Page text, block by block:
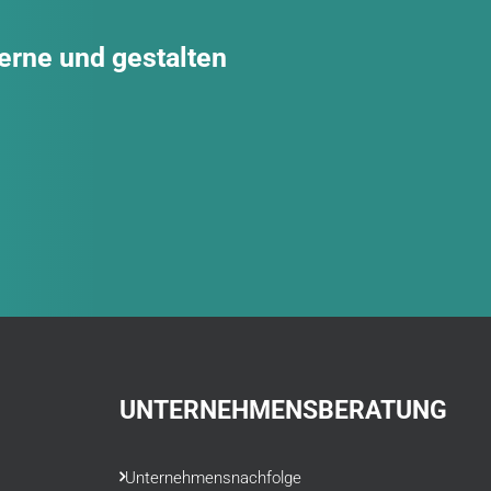
und gestalten
UNTERNEHMENSBERATUNG
Unternehmensnachfolge